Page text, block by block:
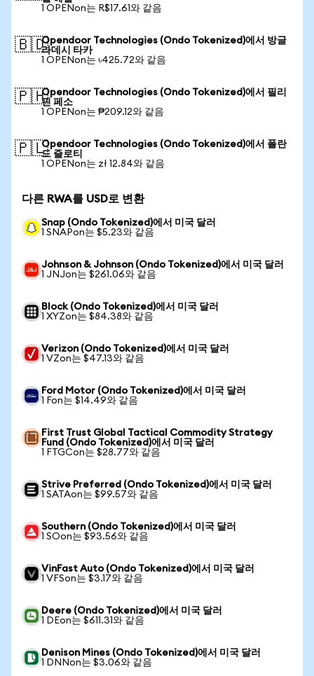
1 OPENon는 R$17.61와 같음
🇧🇩Opendoor Technologies (Ondo Tokenized)에서 방글
라데시 타카
1 OPENon는 ৳425.72와 같음
🇵🇭Opendoor Technologies (Ondo Tokenized)에서 필리
핀 페소
1 OPENon는 ₱209.12와 같음
🇵🇱Opendoor Technologies (Ondo Tokenized)에서 폴란
드 즐로티
1 OPENon는 zł 12.84와 같음
다른 RWA를 USD로 변환
Snap (Ondo Tokenized)에서 미국 달러
1 SNAPon는 $5.23와 같음
Johnson & Johnson (Ondo Tokenized)에서 미국 달러
1 JNJon는 $261.06와 같음
Block (Ondo Tokenized)에서 미국 달러
1 XYZon는 $84.38와 같음
Verizon (Ondo Tokenized)에서 미국 달러
1 VZon는 $47.13와 같음
Ford Motor (Ondo Tokenized)에서 미국 달러
1 Fon는 $14.49와 같음
First Trust Global Tactical Commodity Strategy
Fund (Ondo Tokenized)에서 미국 달러
1 FTGCon는 $28.77와 같음
Strive Preferred (Ondo Tokenized)에서 미국 달러
1 SATAon는 $99.57와 같음
Southern (Ondo Tokenized)에서 미국 달러
1 SOon는 $93.56와 같음
VinFast Auto (Ondo Tokenized)에서 미국 달러
1 VFSon는 $3.17와 같음
Deere (Ondo Tokenized)에서 미국 달러
1 DEon는 $611.31와 같음
Denison Mines (Ondo Tokenized)에서 미국 달러
1 DNNon는 $3.06와 같음